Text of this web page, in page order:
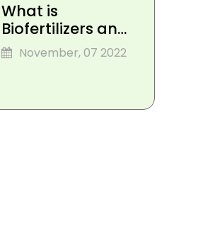
What is
Biofertilizers and
their Types,
Components,
November, 07 2022